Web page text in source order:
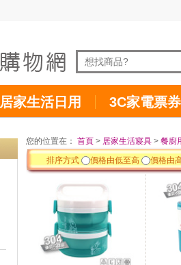
居家生活日用 3C家電票券
您的位置在： 首頁 > 居家生活寢具 > 餐廚
排序方式
價格由低至高 價格由